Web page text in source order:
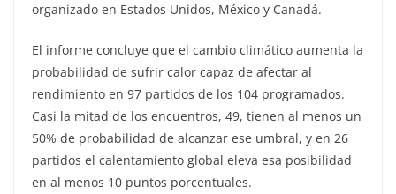
organizado en Estados Unidos, México y Canadá.
El informe concluye que el cambio climático aumenta la
probabilidad de sufrir calor capaz de afectar al
rendimiento en 97 partidos de los 104 programados.
Casi la mitad de los encuentros, 49, tienen al menos un
50% de probabilidad de alcanzar ese umbral, y en 26
partidos el calentamiento global eleva esa posibilidad
en al menos 10 puntos porcentuales.